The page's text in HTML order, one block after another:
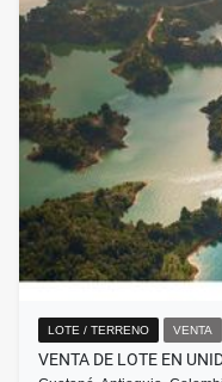
LOTE / TERRENO VENTA
VENTA DE LOTE EN